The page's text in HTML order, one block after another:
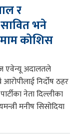
र
सावित भने
कोशिस
एवेन्यू अदालतले
निर्दोष ठहर
नेता दिल्लीका
मनीष सिसोदिया